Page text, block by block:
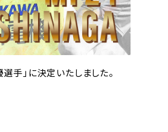
手」に決定いたしました。